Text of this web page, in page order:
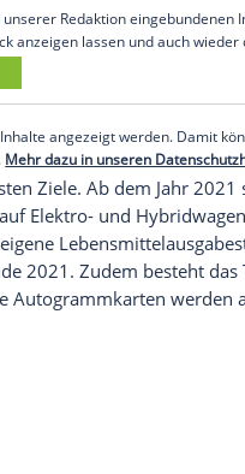
entwickelt
bei der
, weil es zeigt,
FC-Vizepräsident
sowohl in der Stadt
sein."
den von unserer Redaktion